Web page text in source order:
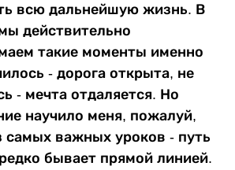
всю дальнейшую жизнь. В
действительно
такие моменты именно
- дорога открыта, не
- мечта отдаляется. Но
научило меня, пожалуй,
самых важных уроков - путь
бывает прямой линией.